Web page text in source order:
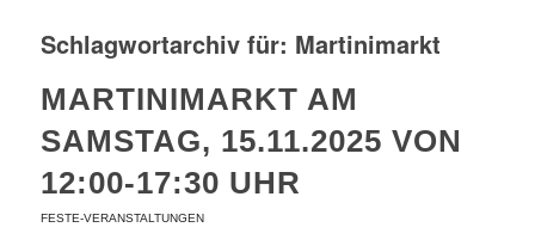
Schlagwortarchiv für: Martinimarkt
MARTINIMARKT AM
SAMSTAG, 15.11.2025 VON
12:00-17:30 UHR
FESTE-VERANSTALTUNGEN